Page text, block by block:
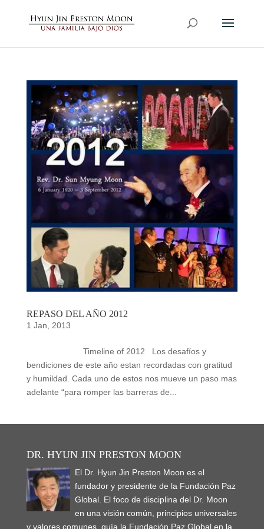
REPASO DEL AÑO 2012
1 Jan, 2013
Timeline of 2012 Los desafíos y
bendiciones de este año estan recordadas con gratitud
y humildad. Cada uno de estos nos mueve un paso mas
adelante “para romper las barreras de...
DR. HYUN JIN PRESTON MOON
El Dr. Hyun Jin Preston Moon es el
fundador y presidente de la Fundación Paz
Global. El foco de disciplina del Dr. Moon
en una visión común, principios universales
y valores comunes, guía la Fundación Paz Global en la